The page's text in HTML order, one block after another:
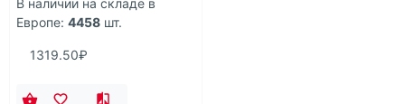
В наличии на складе в
Европе: 4458 шт.
1319.50₽